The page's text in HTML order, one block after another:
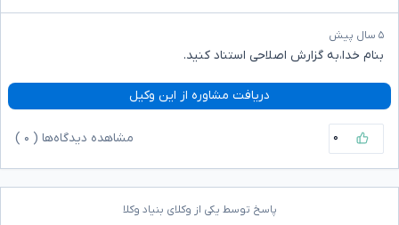
۵ سال پیش
بنام خدا،به گزارش اصلاحی استناد کنید.
دریافت مشاوره از این وکیل
۰ مشاهده دیدگاه‌ها ( ۰
پاسخ توسط یکی از وکلای بنیاد وکلا